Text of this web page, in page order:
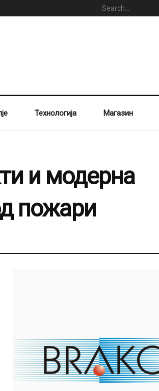
Технологија Магазин
и модерна
пожари